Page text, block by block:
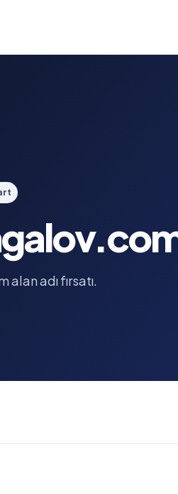
adı fırsatı.